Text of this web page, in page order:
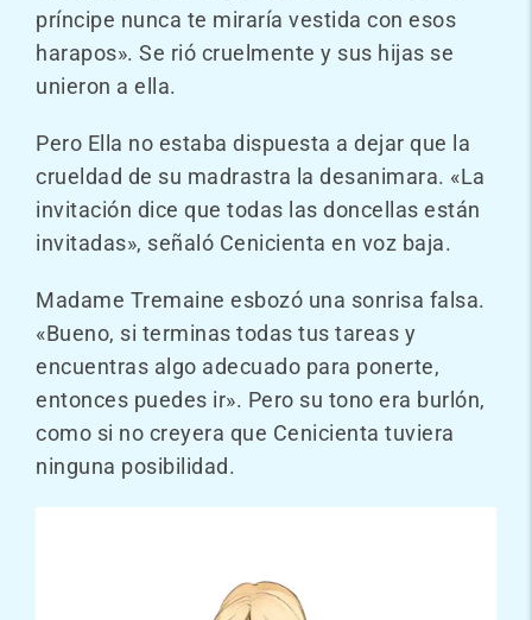
príncipe nunca te miraría vestida con esos
harapos». Se rió cruelmente y sus hijas se
unieron a ella.
Pero Ella no estaba dispuesta a dejar que la
crueldad de su madrastra la desanimara. «La
invitación dice que todas las doncellas están
invitadas», señaló Cenicienta en voz baja.
Madame Tremaine esbozó una sonrisa falsa.
«Bueno, si terminas todas tus tareas y
encuentras algo adecuado para ponerte,
entonces puedes ir». Pero su tono era burlón,
como si no creyera que Cenicienta tuviera
ninguna posibilidad.